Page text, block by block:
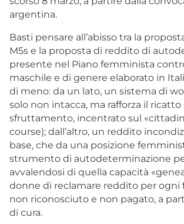
argentina.
Basti pensare all’abisso tra la
M5s e la proposta di reddito di
presente nel Piano femminista
maschile e di genere elaborato in
di meno: da un lato, un sistema di
solo non intacca, ma rafforza il ricatto
sfruttamento, incentrato sul
course); dall’altro, un reddito
base, che da una posizione
strumento di autodeterminazione
avvalendosi di quella capacità
donne di reclamare reddito per ogni
non riconosciuto e non pagato, a
di cura.